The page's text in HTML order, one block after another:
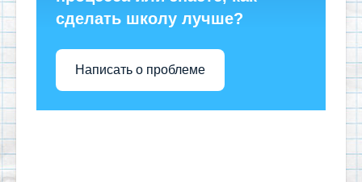
сделать школу лучше?
Написать о проблеме